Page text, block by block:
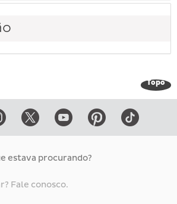
Topo
estava procurando?
Fale conosco.